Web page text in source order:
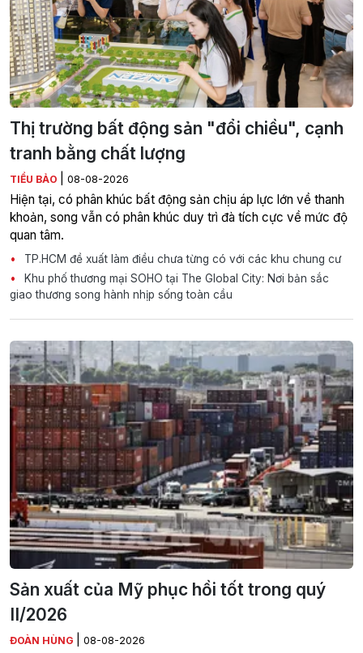
Thị trường bất động sản "đổi chiều", cạnh
tranh bằng chất lượng
TIỂU BẢO 08-08-2026
Hiện tại, có phân khúc bất động sản chịu áp lực lớn về thanh
khoản, song vẫn có phân khúc duy trì đà tích cực về mức độ
quan tâm.
TP.HCM đề xuất làm điều chưa từng có với các khu chung cư
Khu phố thương mại SOHO tại The Global City: Nơi bản sắc
giao thương song hành nhịp sống toàn cầu
Sản xuất của Mỹ phục hồi tốt trong quý
II/2026
ĐOÀN HÙNG 08-08-2026